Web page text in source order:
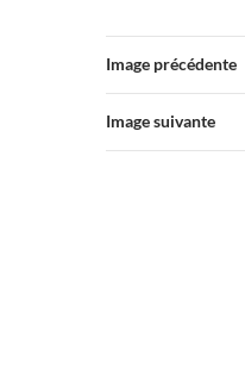
Image précédente
Image suivante